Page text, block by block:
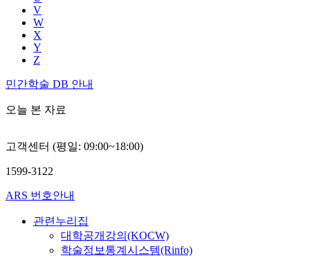
V
W
X
Y
Z
민간학술 DB 안내
오늘 본 자료
고객센터 (평일: 09:00~18:00)
1599-3122
ARS 번호안내
관련누리집
대학공개강의(KOCW)
학술정보통계시스템(Rinfo)